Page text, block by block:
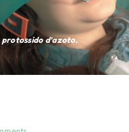
d’azoto.